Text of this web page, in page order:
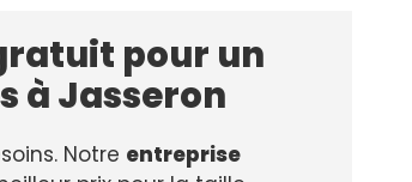
pour un
à Jasseron
Notre entreprise